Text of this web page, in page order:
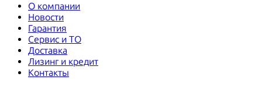
О компании
Новости
Гарантия
Сервис и ТО
Доставка
Лизинг и кредит
Контакты